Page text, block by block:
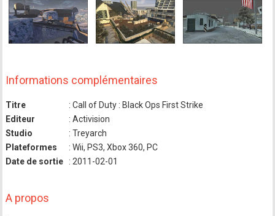
Informations complémentaires
Titre
: Call of Duty : Black Ops First Strike
Editeur
: Activision
Studio
: Treyarch
Plateformes
: Wii, PS3, Xbox 360, PC
Date de sortie
: 2011-02-01
A propos